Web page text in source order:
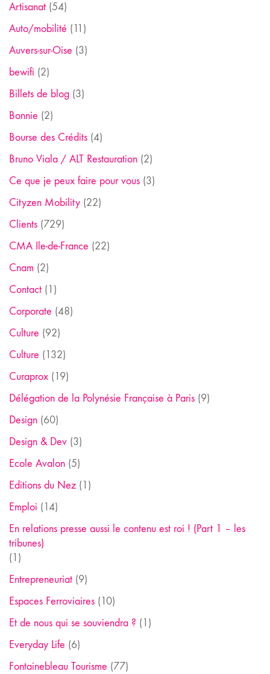
Artisanat (54)
Auto/mobilité (11)
Auvers-sur-Oise (3)
bewifi (2)
Billets de blog (3)
Bonnie (2)
Bourse des Crédits (4)
Bruno Viala / ALT Restauration (2)
Ce que je peux faire pour vous (3)
Cityzen Mobility (22)
Clients (729)
CMA Ile-de-France (22)
Cnam (2)
Contact (1)
Corporate (48)
Culture (92)
Culture (132)
Curaprox (19)
Délégation de la Polynésie Française à Paris (9)
Design (60)
Design & Dev (3)
Ecole Avalon (5)
Editions du Nez (1)
Emploi (14)
En relations presse aussi le contenu est roi ! (Part 1 – les
tribunes)
(1)
Entrepreneuriat (9)
Espaces Ferroviaires (10)
Et de nous qui se souviendra ? (1)
Everyday Life (6)
Fontainebleau Tourisme (77)